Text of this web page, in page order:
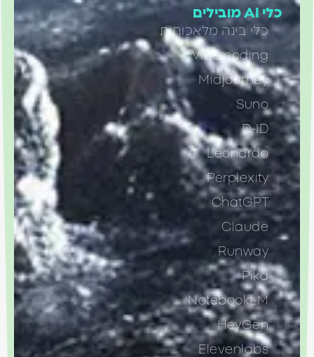
כלי AI מובילים
כלי בינה מלאכותית
Vibe coding
Midjourney
Suno
D-ID
Leonardo
Perplexity
ChatGPT
Claude
Runway
Pika
NotebookLM
HeyGen
Elevenlabs